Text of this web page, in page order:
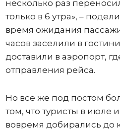
несколько раз
только в 6 утра», –
время ожидания
часов заселили в
доставили в аэропорт,
отправления рейса.
Но все же под постом
том, что туристы в июле и
вовремя добирались до